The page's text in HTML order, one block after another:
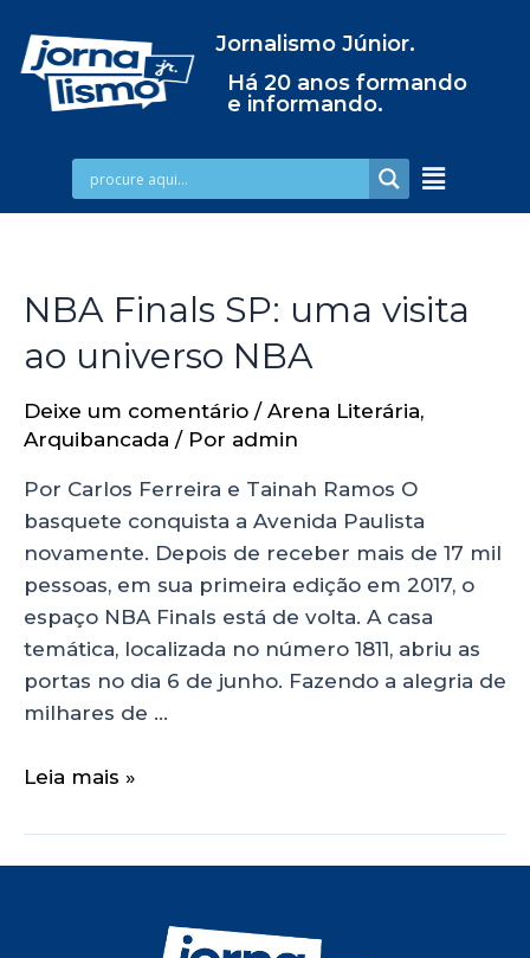
Jornalismo Júnior.
Há 20 anos formando
e informando.
NBA Finals SP: uma visita
ao universo NBA
Deixe um comentário / Arena Literária,
Arquibancada / Por admin
Por Carlos Ferreira e Tainah Ramos O
basquete conquista a Avenida Paulista
novamente. Depois de receber mais de 17 mil
pessoas, em sua primeira edição em 2017, o
espaço NBA Finals está de volta. A casa
temática, localizada no número 1811, abriu as
portas no dia 6 de junho. Fazendo a alegria de
milhares de …
Leia mais »